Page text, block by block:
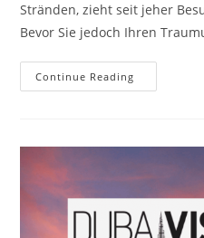
Stränden, zieht seit jeher
Bevor Sie jedoch Ihren
Continue Reading